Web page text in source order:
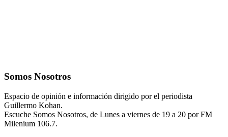
Somos Nosotros
Espacio de opinión e información dirigido por el periodista
Guillermo Kohan.
Escuche Somos Nosotros, de Lunes a viernes de 19 a 20 por FM
Milenium 106.7.